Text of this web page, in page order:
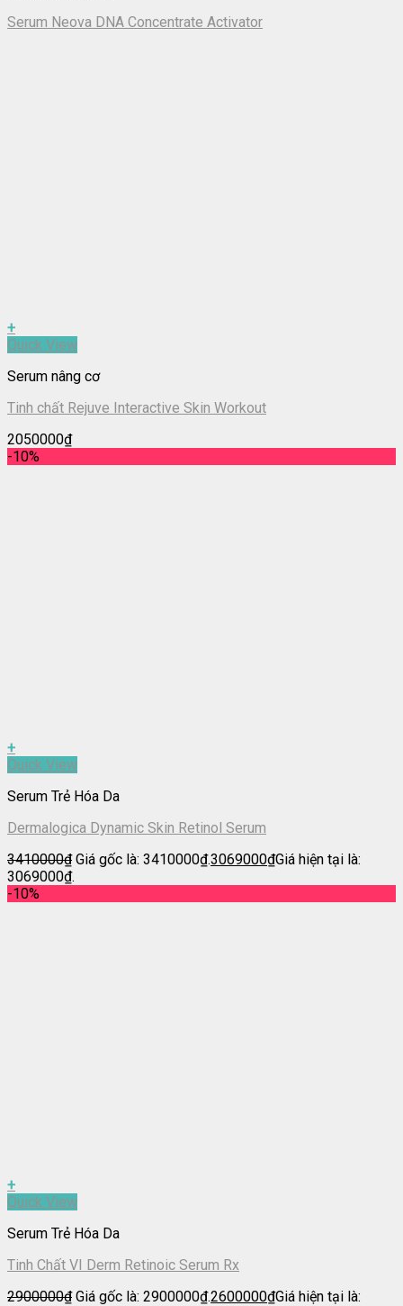
Serum Neova DNA Concentrate Activator
+
Quick View
Serum nâng cơ
Tinh chất Rejuve Interactive Skin Workout
2050000₫
-10%
+
Quick View
Serum Trẻ Hóa Da
Dermalogica Dynamic Skin Retinol Serum
3410000₫ Giá gốc là: 3410000₫.3069000₫Giá hiện tại là:
3069000₫.
-10%
+
Quick View
Serum Trẻ Hóa Da
Tinh Chất VI Derm Retinoic Serum Rx
2900000₫ Giá gốc là: 2900000₫.2600000₫Giá hiện tại là: